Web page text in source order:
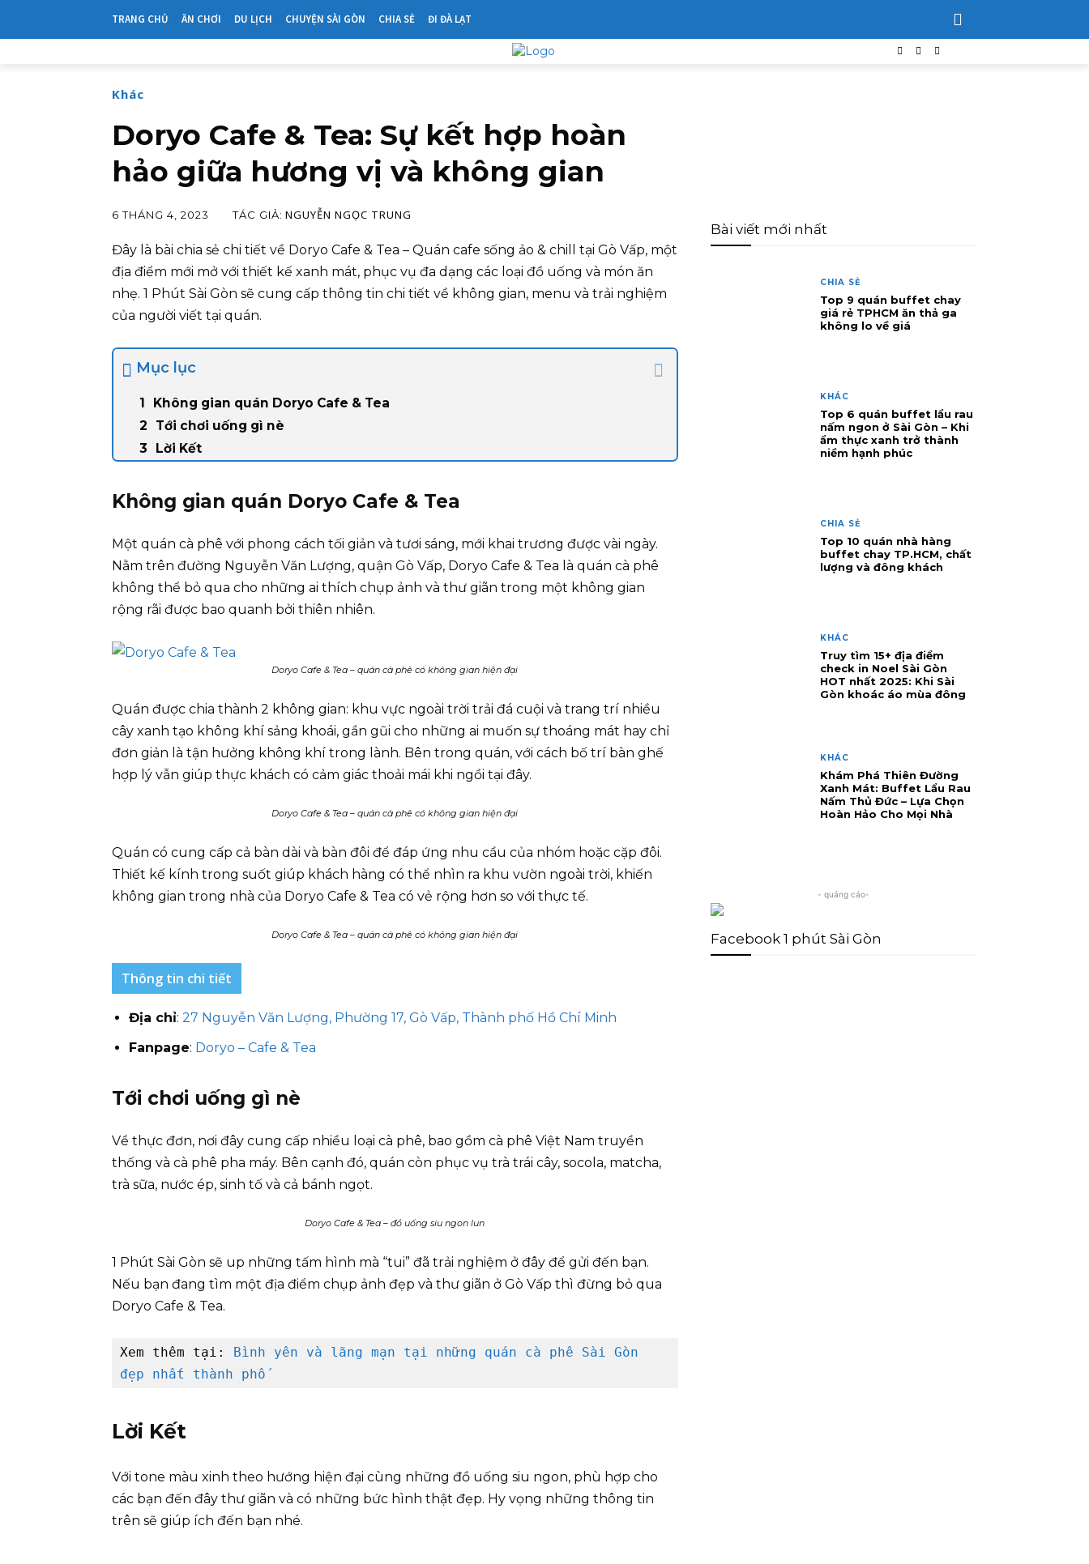
TRANG CHỦ ĂN CHƠI DU LỊCH CHUYỆN SÀI GÒN CHIA SẺ ĐI ĐÀ LẠT
Khác
Doryo Cafe & Tea: Sự kết hợp hoàn
hảo giữa hương vị và không gian
6 THÁNG 4, 2023 TÁC GIẢ: NGUYỄN NGỌC TRUNG
Đây là bài chia sẻ chi tiết về Doryo Cafe & Tea – Quán cafe sống ảo & chill tại Gò Vấp, một
địa điểm mới mở với thiết kế xanh mát, phục vụ đa dạng các loại đồ uống và món ăn
nhẹ. 1 Phút Sài Gòn sẽ cung cấp thông tin chi tiết về không gian, menu và trải nghiệm
của người viết tại quán.
Mục lục
Không gian quán Doryo Cafe & Tea
Tới chơi uống gì nè
Lời Kết
Không gian quán Doryo Cafe & Tea
Một quán cà phê với phong cách tối giản và tươi sáng, mới khai trương được vài ngày.
Nằm trên đường Nguyễn Văn Lượng, quận Gò Vấp, Doryo Cafe & Tea là quán cà phê
không thể bỏ qua cho những ai thích chụp ảnh và thư giãn trong một không gian
rộng rãi được bao quanh bởi thiên nhiên.
Doryo Cafe & Tea – quán cà phê có không gian hiện đại
Quán được chia thành 2 không gian: khu vực ngoài trời trải đá cuội và trang trí nhiều
cây xanh tạo không khí sảng khoái, gần gũi cho những ai muốn sự thoáng mát hay chỉ
đơn giản là tận hưởng không khí trong lành. Bên trong quán, với cách bố trí bàn ghế
hợp lý vẫn giúp thực khách có cảm giác thoải mái khi ngồi tại đây.
Doryo Cafe & Tea – quán cà phê có không gian hiện đại
Quán có cung cấp cả bàn dài và bàn đôi để đáp ứng nhu cầu của nhóm hoặc cặp đôi.
Thiết kế kính trong suốt giúp khách hàng có thể nhìn ra khu vườn ngoài trời, khiến
không gian trong nhà của Doryo Cafe & Tea có vẻ rộng hơn so với thực tế.
Doryo Cafe & Tea – quán cà phê có không gian hiện đại
Thông tin chi tiết
Địa chỉ: 27 Nguyễn Văn Lượng, Phường 17, Gò Vấp, Thành phố Hồ Chí Minh
Fanpage: Doryo – Cafe & Tea
Tới chơi uống gì nè
Về thực đơn, nơi đây cung cấp nhiều loại cà phê, bao gồm cà phê Việt Nam truyền
thống và cà phê pha máy. Bên cạnh đó, quán còn phục vụ trà trái cây, socola, matcha,
trà sữa, nước ép, sinh tố và cả bánh ngọt.
Doryo Cafe & Tea – đồ uống siu ngon lun
1 Phút Sài Gòn sẽ up những tấm hình mà “tui” đã trải nghiệm ở đây để gửi đến bạn.
Nếu bạn đang tìm một địa điểm chụp ảnh đẹp và thư giãn ở Gò Vấp thì đừng bỏ qua
Doryo Cafe & Tea.
Xem thêm tại:
Bình yên và lãng mạn tại những quán cà phê Sài Gòn
đẹp nhất thành phố
Lời Kết
Với tone màu xinh theo hướng hiện đại cùng những đồ uống siu ngon, phù hợp cho
các bạn đến đây thư giãn và có những bức hình thật đẹp. Hy vọng những thông tin
trên sẽ giúp ích đến bạn nhé.
Bài viết mới nhất
CHIA SẺ
Top 9 quán buffet chay
giá rẻ TPHCM ăn thả ga
không lo về giá
KHÁC
Top 6 quán buffet lẩu rau
nấm ngon ở Sài Gòn – Khi
ẩm thực xanh trở thành
niềm hạnh phúc
CHIA SẺ
Top 10 quán nhà hàng
buffet chay TP.HCM, chất
lượng và đông khách
KHÁC
Truy tìm 15+ địa điểm
check in Noel Sài Gòn
HOT nhất 2025: Khi Sài
Gòn khoác áo mùa đông
KHÁC
Khám Phá Thiên Đường
Xanh Mát: Buffet Lẩu Rau
Nấm Thủ Đức – Lựa Chọn
Hoàn Hảo Cho Mọi Nhà
- quảng cáo-
Facebook 1 phút Sài Gòn